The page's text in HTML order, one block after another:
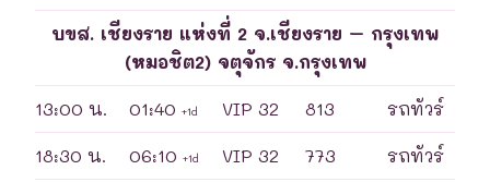
บขส. เชียงราย แห่งที่ 2 จ.เชียงราย – กรุงเทพ
(หมอชิต2) จตุจักร จ.กรุงเทพ
13:00 น. 01:40 +1d VIP 32 813 รถทัวร์
18:30 น. 06:10 +1d VIP 32 773 รถทัวร์